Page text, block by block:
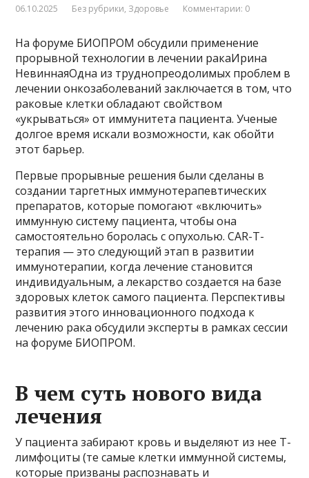
06.10.2025 Без рубрики, Здоровье Комментарии: 0
На форуме БИОПРОМ обсудили применение
прорывной технологии в лечении ракаИрина
НевиннаяОдна из труднопреодолимых проблем в
лечении онкозаболеваний заключается в том, что
раковые клетки обладают свойством
«укрываться» от иммунитета пациента. Ученые
долгое время искали возможности, как обойти
этот барьер.
Первые прорывные решения были сделаны в
создании таргетных иммунотерапевтических
препаратов, которые помогают «включить»
иммунную систему пациента, чтобы она
самостоятельно боролась с опухолью. CAR-T-
терапия — это следующий этап в развитии
иммунотерапии, когда лечение становится
индивидуальным, а лекарство создается на базе
здоровых клеток самого пациента. Перспективы
развития этого инновационного подхода к
лечению рака обсудили эксперты в рамках сессии
на форуме БИОПРОМ.
В чем суть нового вида
лечения
У пациента забирают кровь и выделяют из нее Т-
лимфоциты (те самые клетки иммунной системы,
которые призваны распознавать и